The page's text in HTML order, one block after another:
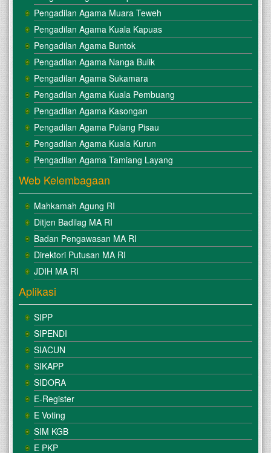
Pengadilan Agama Muara Teweh
Pengadilan Agama Kuala Kapuas
Pengadilan Agama Buntok
Pengadilan Agama Nanga Bulik
Pengadilan Agama Sukamara
Pengadilan Agama Kuala Pembuang
Pengadilan Agama Kasongan
Pengadilan Agama Pulang Pisau
Pengadilan Agama Kuala Kurun
Pengadilan Agama Tamiang Layang
Web Kelembagaan
Mahkamah Agung RI
Ditjen Badilag MA RI
Badan Pengawasan MA RI
Direktori Putusan MA RI
JDIH MA RI
Aplikasi
SIPP
SIPENDI
SIACUN
SIKAPP
SIDORA
E-Register
E Voting
SIM KGB
E PKP